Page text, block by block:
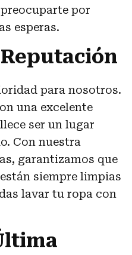
por
esperas.
para nosotros.
una excelente
ser un lugar
Con nuestra
garantizamos que
siempre limpias
lavar tu ropa con